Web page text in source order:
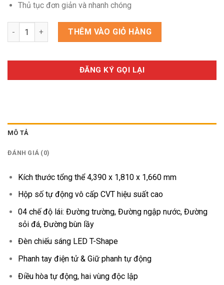
Thủ tục đơn giản và nhanh chóng
MITSUBISHI XFORCE số lượngTHÊM VÀO GIỎ HÀNG
ĐĂNG KÝ GỌI LẠI
MÔ TẢ
ĐÁNH GIÁ (0)
Kích thước tổng thể 4,390 x 1,810 x 1,660 mm
Hộp số tự động vô cấp CVT hiệu suất cao
04 chế độ lái: Đường trường, Đường ngập nước, Đường
sỏi đá, Đường bùn lầy
Đèn chiếu sáng LED T-Shape
Phanh tay điện tử & Giữ phanh tự động
Điều hòa tự động, hai vùng độc lập